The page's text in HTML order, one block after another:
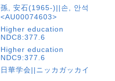
孫, 安石(1965-)||손, 안석
<AU00074603>
Higher education
NDC8:377.6
Higher education
NDC9:377.6
日華学会||ニッカガッカイ